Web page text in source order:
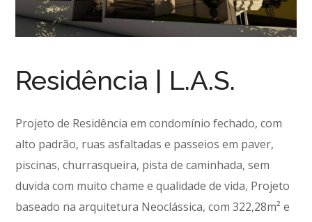
Residência | L.A.S.
Projeto de Residência em condomínio fechado, com
alto padrão, ruas asfaltadas e passeios em paver,
piscinas, churrasqueira, pista de caminhada, sem
duvida com muito chame e qualidade de vida, Projeto
baseado na arquitetura Neoclássica, com 322,28m² e